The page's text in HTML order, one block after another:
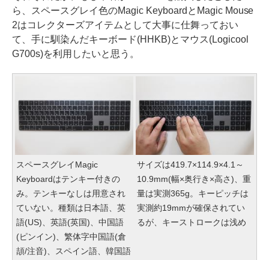
ら、スペースグレイ色のMagic KeyboardとMagic Mouse
2はコレクターズアイテムとして大事に仕舞っておい
て、手に馴染んだキーボード(HHKB)とマウス(Logicool
G700s)を利用したいと思う。
スペースグレイMagic
Keyboardはテンキー付きの
み。テンキーなしは用意され
ていない。種類は日本語、英
語(US)、英語(英国)、中国語
(ピンイン)、繁体字中国語(倉
頡/注音)、スペイン語、韓国語
サイズは419.7×114.9×4.1～
10.9mm(幅×奥行き×高さ)、重
量は実測365g。キーピッチは
実測約19mmが確保されてい
るが、キーストロークは浅め